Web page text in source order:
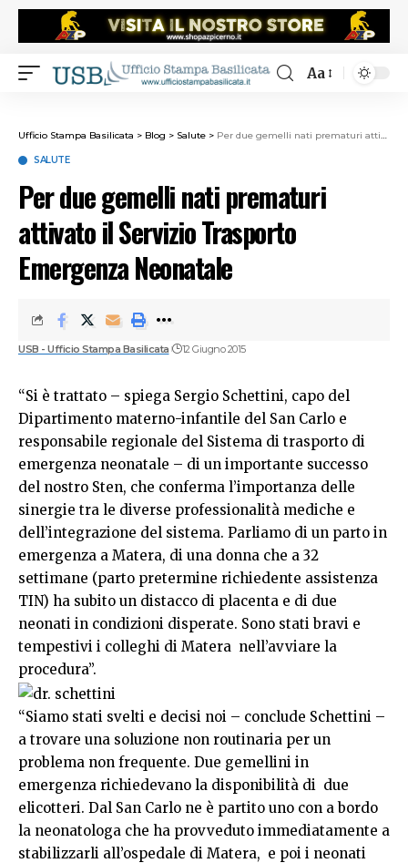
Aa
Ufficio Stampa Basilicata > Blog > Salute > Per due gemelli nati prematuri attivato il Servizio Trasporto Emergenza Neonatale
SALUTE
Per due gemelli nati prematuri
attivato il Servizio Trasporto
Emergenza Neonatale
USB - Ufficio Stampa Basilicata 12 Giugno 2015
“Si è trattato – spiega Sergio Schettini, capo del
Dipartimento materno-infantile del San Carlo e
responsabile regionale del Sistema di trasporto di
emergenza neonatale – di un importante successo
del nostro Sten, che conferma l’importanza delle
sinergie tra le diverse professionalità mediche e
dell’integrazione del sistema. Parliamo di un parto in
emergenza a Matera, di una donna che a 32
settimane (parto pretermine richiedente assistenza
TIN) ha subito un distacco di placenta e di due
neonati in condizioni disperate. Sono stati bravi e
tempestivi i colleghi di Matera nell’avviare la
procedura”.
“Siamo stati svelti e decisi noi – conclude Schettini –
a trovare una soluzione non routinaria per un
problema non frequente. Due gemellini in
emergenza richiedevano la disponibilità di due
elicotteri. Dal San Carlo ne è partito uno con a bordo
la neonatologa che ha provveduto immediatamente a
stabilizzarli all’ospedale di Matera, e poi i neonati